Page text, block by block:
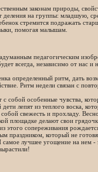
законам природы,
деления на группы: младшую,
стремится подражать
помогая малышам.
педагогическим
всегда, независимо от нас
определенный ритм, дать
Ритм недели связан с
собой особенные чувства,
лепят из теплого воска,
свежесть и прохладу.
площадке делают свои
этого сопереживания
праздником, который не
лучшее угощение на нем -